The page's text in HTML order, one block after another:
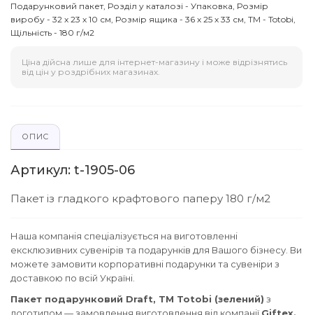
Подарунковий пакет, Розділ у каталозі - Упаковка, Розмір
виробу - 32 х 23 х 10 см, Розмір ящика - 36 х 25 х 33 см, ТМ - Totobi,
Щільність - 180 г/м2
Ціна дійсна лише для інтернет-магазину і може відрізнятись
від цін у роздрібних магазинах.
ОПИС
Артикул: t-1905-06
Пакет із гладкого крафтового паперу 180 г/м2
Наша компанія спеціалізується на виготовленні
ексклюзивних сувенірів та подарунків для Вашого бізнесу. Ви
можете замовити корпоративні подарунки та сувеніри з
доставкою по всій Україні.
Пакет подарунковий Draft, TM Totobi (зелений) з